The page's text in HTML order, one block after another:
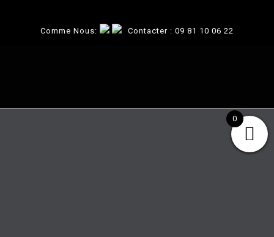
Comme Nous: Contacter : 09 81 10 06 22
0